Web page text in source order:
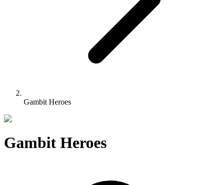
Gambit Heroes
Gambit Heroes